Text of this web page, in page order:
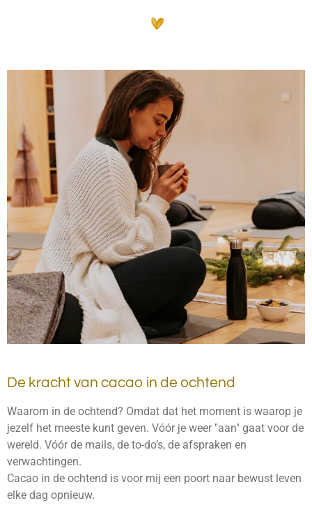
De kracht van cacao in de ochtend
Waarom in de ochtend? Omdat dat het moment is waarop je
jezelf het meeste kunt geven. Vóór je weer "aan" gaat voor de
wereld. Vóór de mails, de to-do’s, de afspraken en
verwachtingen.
Cacao in de ochtend is voor mij een poort naar bewust leven
elke dag opnieuw.